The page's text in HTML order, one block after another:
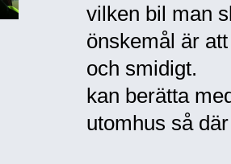
vilken bil man
önskemål är
och smidigt.
kan berätta
utomhus så